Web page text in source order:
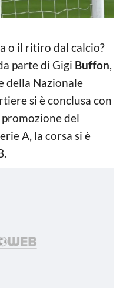
o il ritiro dal calcio?
parte di Gigi Buffon,
della Nazionale
si è conclusa con
del
A, la corsa si è